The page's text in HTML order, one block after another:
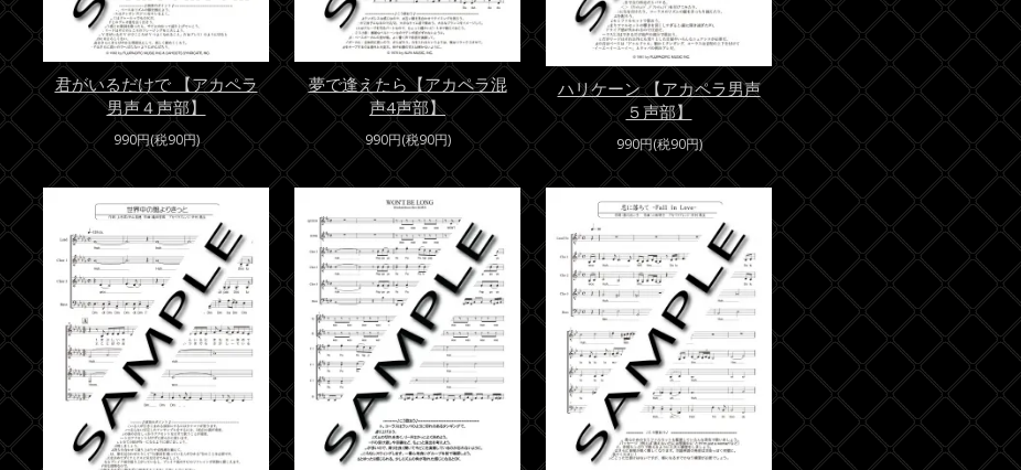
君がいるだけで 【アカペラ
男声４声部】
990円(税90円)
夢で逢えたら【アカペラ混
声4声部】
990円(税90円)
ハリケーン 【アカペラ男声
５声部】
990円(税90円)